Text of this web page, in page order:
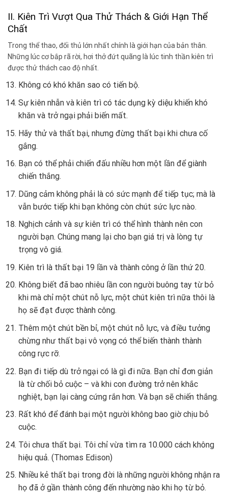
II. Kiên Trì Vượt Qua Thử Thách & Giới Hạn Thể
Chất
Trong thể thao, đối thủ lớn nhất chính là giới hạn của bản thân.
Những lúc cơ bắp rã rời, hơi thở đứt quãng là lúc tinh thần kiên trì
được thử thách cao độ nhất.
Không có khó khăn sao có tiến bộ.
Sự kiên nhẫn và kiên trì có tác dụng kỳ diệu khiến khó
khăn và trở ngại phải biến mất.
Hãy thử và thất bại, nhưng đừng thất bại khi chưa cố
gắng.
Bạn có thể phải chiến đấu nhiều hơn một lần để giành
chiến thắng.
Dũng cảm không phải là có sức mạnh để tiếp tục; mà là
vẫn bước tiếp khi bạn không còn chút sức lực nào.
Nghịch cảnh và sự kiên trì có thể hình thành nên con
người bạn. Chúng mang lại cho bạn giá trị và lòng tự
trọng vô giá.
Kiên trì là thất bại 19 lần và thành công ở lần thứ 20.
Không biết đã bao nhiêu lần con người buông tay từ bỏ
khi mà chỉ một chút nỗ lực, một chút kiên trì nữa thôi là
họ sẽ đạt được thành công.
Thêm một chút bền bỉ, một chút nỗ lực, và điều tưởng
chừng như thất bại vô vọng có thể biến thành thành
công rực rỡ.
Bạn đi tiếp dù trở ngại có là gì đi nữa. Bạn chỉ đơn giản
là từ chối bỏ cuộc – và khi con đường trở nên khắc
nghiệt, bạn lại càng cứng rắn hơn. Và bạn sẽ chiến thắng.
Rất khó để đánh bại một người không bao giờ chịu bỏ
cuộc.
Tôi chưa thất bại. Tôi chỉ vừa tìm ra 10.000 cách không
hiệu quả. (Thomas Edison)
Nhiều kẻ thất bại trong đời là những người không nhận ra
họ đã ở gần thành công đến nhường nào khi họ từ bỏ.